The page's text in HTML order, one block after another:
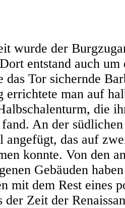
wurde der
entstand auch
das Tor sichernde
errichtete man auf
die
An der
angefügt, das auf
konnte. Von den
Gebäuden
mit dem Rest eines
der Zeit der